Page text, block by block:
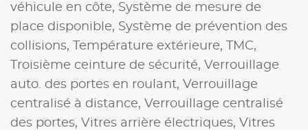
véhicule en côte, Système de mesure de
place disponible, Système de prévention des
collisions,
Température extérieure,
TMC,
Troisième ceinture de sécurité, Verrouillage
auto. des portes en roulant, Verrouillage
centralisé à distance, Verrouillage centralisé
des portes, Vitres arrière électriques, Vitres